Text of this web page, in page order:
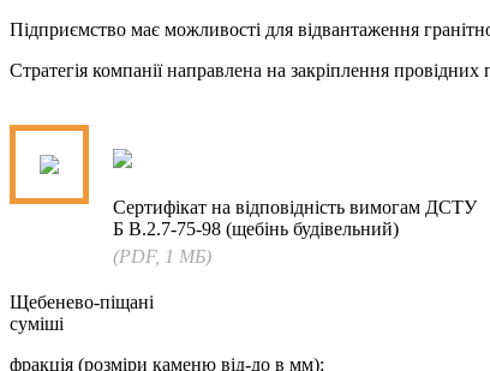
Підприємство має можливості для відвантаження
Стратегія компанії направлена на закріплення
Сертифікат на відповідність вимогам ДСТУ
Б В.2.7-75-98 (щебінь будівельний)
(PDF, 1 МБ)
Щебенево-піщані
суміші
фракція (розміри каменю від-до в мм):